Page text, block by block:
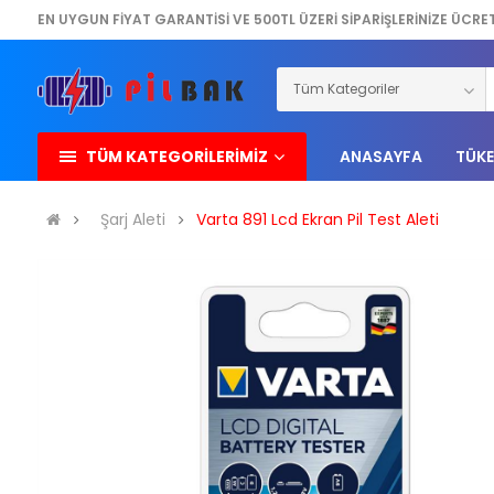
EN UYGUN FİYAT GARANTİSİ VE 500TL ÜZERİ SİPARİŞLERİNİZE
TÜM KATEGORİLERİMİZ ANASAYFA
Şarj Aleti Varta 891 Lcd Ekran Pil Test Aleti